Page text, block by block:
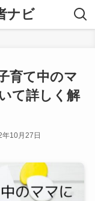
ナビ
育て中のマ
て詳しく解
年10月27日